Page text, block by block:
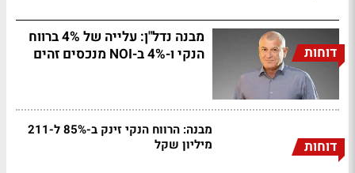
דוחות
מבנה נדל"ן: עלייה של 4% ברווח
הנקי ו-4% ב-NOI מנכסים זהים
דוחות
מבנה: הרווח הנקי זינק ב-85% ל-211
מיליון שקל